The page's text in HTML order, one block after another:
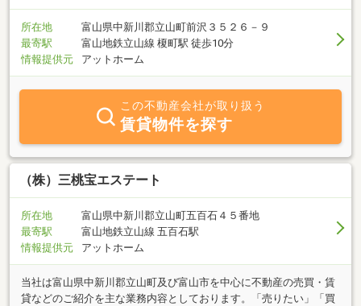
所在地
富山県中新川郡立山町前沢３５２６－９
最寄駅
富山地鉄立山線 榎町駅 徒歩10分
情報提供元
アットホーム
この不動産会社が取り扱う
賃貸物件を探す
（株）三桃宝エステート
所在地
富山県中新川郡立山町五百石４５番地
最寄駅
富山地鉄立山線 五百石駅
情報提供元
アットホーム
当社は富山県中新川郡立山町及び富山市を中心に不動産の売買・賃
貸などのご紹介を主な業務内容としております。「売りたい」「買